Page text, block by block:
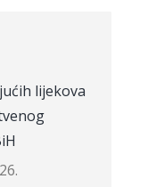
lijekova